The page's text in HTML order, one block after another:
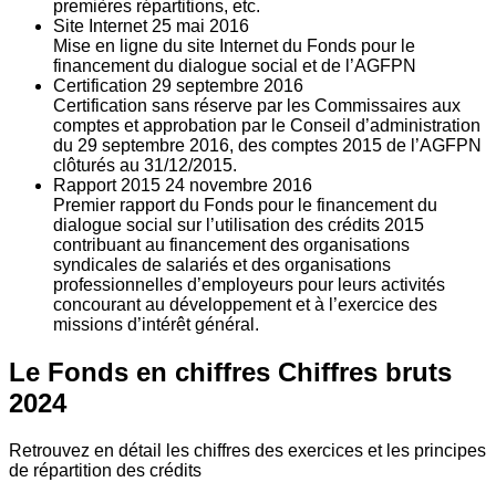
premières répartitions, etc.
Site Internet 25 mai 2016
Mise en ligne du site Internet du Fonds pour le
financement du dialogue social et de l’AGFPN
Certification 29 septembre 2016
Certification sans réserve par les Commissaires aux
comptes et approbation par le Conseil d’administration
du 29 septembre 2016, des comptes 2015 de l’AGFPN
clôturés au 31/12/2015.
Rapport 2015 24 novembre 2016
Premier rapport du Fonds pour le financement du
dialogue social sur l’utilisation des crédits 2015
contribuant au financement des organisations
syndicales de salariés et des organisations
professionnelles d’employeurs pour leurs activités
concourant au développement et à l’exercice des
missions d’intérêt général.
Le Fonds en chiffres Chiffres bruts
2024
Retrouvez en détail les chiffres des exercices et les principes
de répartition des crédits